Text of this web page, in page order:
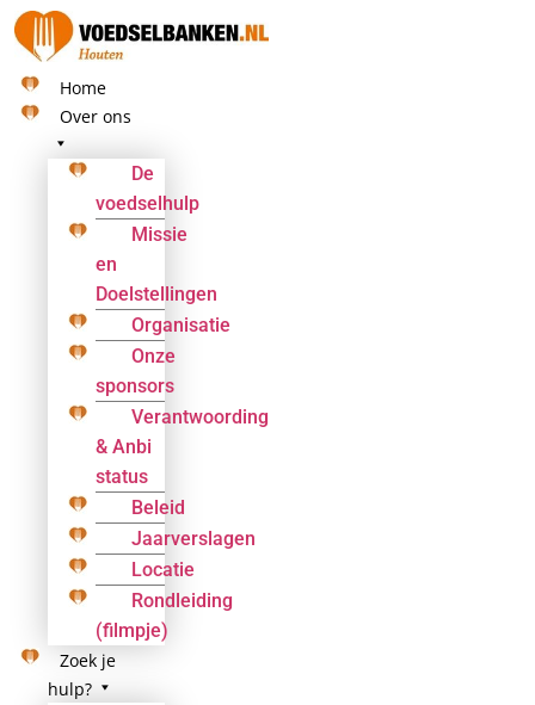
Ga
naar
de
inhoud
Home
Over ons
De
voedselhulp
Missie
en
Doelstellingen
Organisatie
Onze
sponsors
Verantwoording
& Anbi
status
Beleid
Jaarverslagen
Locatie
Rondleiding
(filmpje)
Zoek je
hulp?